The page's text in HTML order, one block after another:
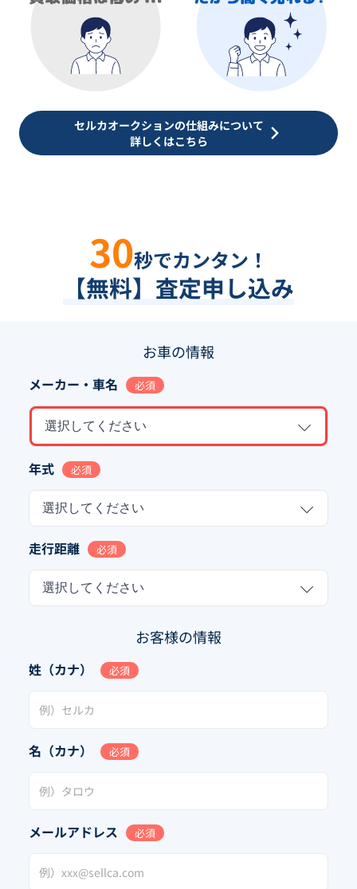
セルカオークションの仕組みについて
詳しくはこちら
30秒でカンタン！
【無料】査定申し込み
お車の情報
メーカー・車名 必須
選択してください
年式 必須
選択してください
走行距離 必須
選択してください
お客様の情報
姓（カナ） 必須
名（カナ） 必須
メールアドレス 必須